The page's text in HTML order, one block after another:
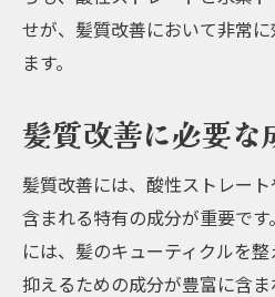
せが、髪質改善において非常
ます。
髪質改善に必要な
髪質改善には、酸性ストレー
含まれる特有の成分が重要で
には、髪のキューティクルを
抑えるための成分が豊富に含